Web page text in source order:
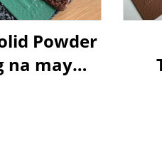
Powder
na may